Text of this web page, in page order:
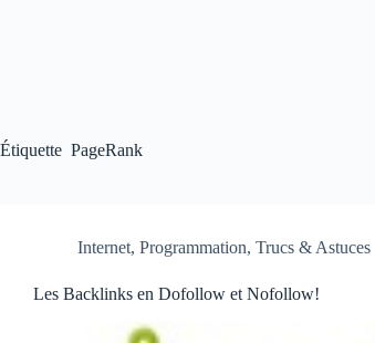
Étiquette PageRank
Internet, Programmation, Trucs & Astuces
Les Backlinks en Dofollow et Nofollow!